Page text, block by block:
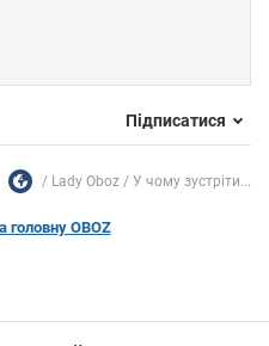
Підписатися
Lady Oboz У чому зустріти...
головну OBOZ